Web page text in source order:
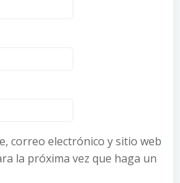
correo electrónico y sitio web
la próxima vez que haga un